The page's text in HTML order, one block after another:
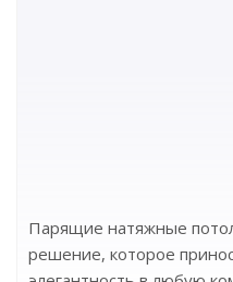
Парящие натяжные
решение, которое